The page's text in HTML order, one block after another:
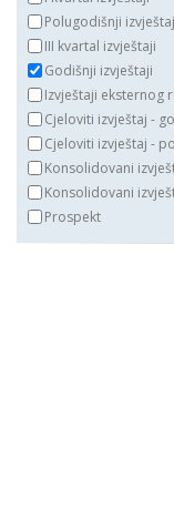
Polugodišnji
III kvartal izvještaji
Godišnji izvještaji
Izvještaji eksternog
Cjeloviti izvještaj -
Cjeloviti izvještaj -
Konsolidovani
Konsolidovani
Prospekt